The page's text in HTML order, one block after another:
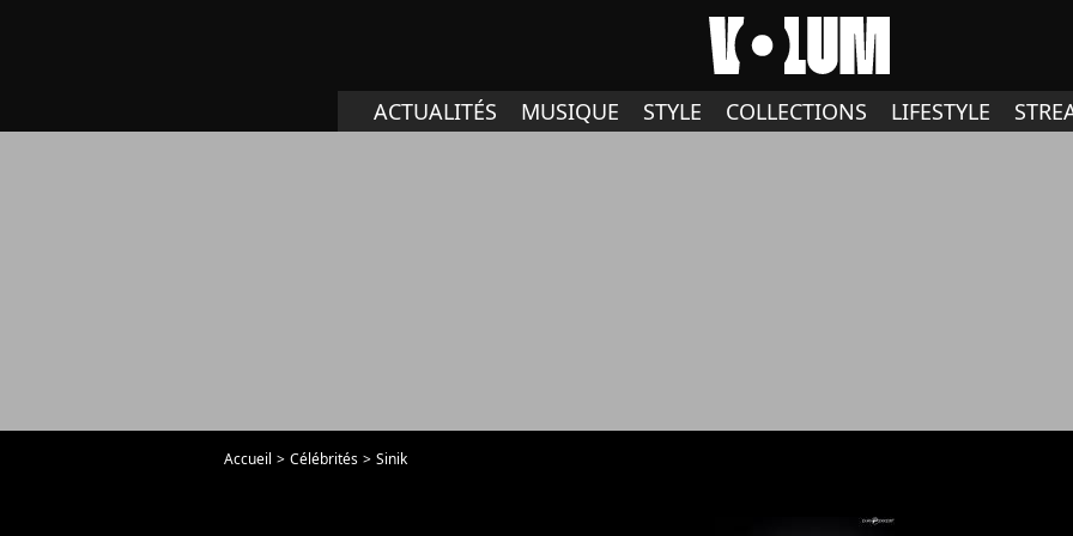
ACTUALITÉS MUSIQUE STYLE COLLECTIONS LIFESTYLE
Accueil Célébrités Sinik